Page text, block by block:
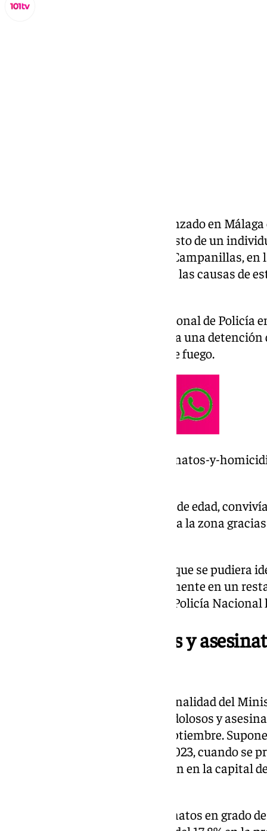
El domingo 5 de enero ha comenzado en
Nacional ha informado del arresto de un
su compañero de piso de 54 en Campanillas,
Maqueda. Se sigue investigando las causas de
Según ha detallo el Cuerpo Nacional de
en la pasada noche se procedió a una
autor del homicidio con arma de fuego.
https://www.101tv.es/los-asesinatos-y-
El autor y la víctima, de 54 años de edad,
agentes pudieron acudir rápido a la zona
Esta rapidez también permitió que se pudiera
el cual fue localizado posteriormente en un
detenidos por los agentes de la Policía
18 homicidios dolosos y
Atendiendo al Balance de Criminalidad del
2024, fueron 18 los homicidios dolosos y
provincia desde enero hasta septiembre.
respecto al mismo periodo de 2023, cuando se
casos de 2024, seis se produjeron en la capital
Los homicidios dolosos y asesinatos en grado